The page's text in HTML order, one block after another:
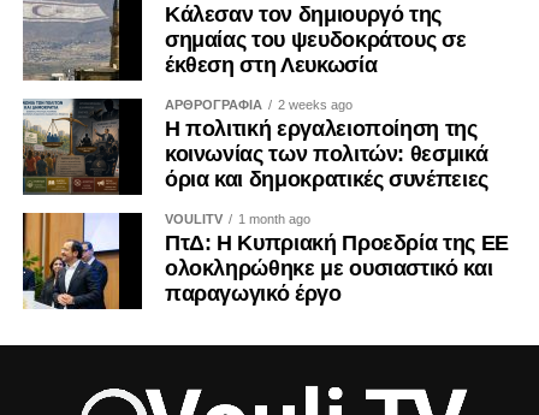
Κάλεσαν τον δημιουργό της
σημαίας του ψευδοκράτους σε
έκθεση στη Λευκωσία
ΑΡΘΡΟΓΡΑΦΙΑ 2 weeks ago
Η πολιτική εργαλειοποίηση της
κοινωνίας των πολιτών: θεσμικά
όρια και δημοκρατικές συνέπειες
VOULITV 1 month ago
ΠτΔ: Η Κυπριακή Προεδρία της ΕΕ
ολοκληρώθηκε με ουσιαστικό και
παραγωγικό έργο